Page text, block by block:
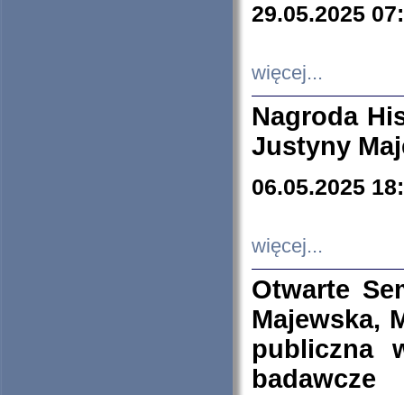
29.05.2025
więcej...
Nagroda
Justyny
06.05.2025
więcej...
Otwarte
Majewska,
publiczna
badawcze